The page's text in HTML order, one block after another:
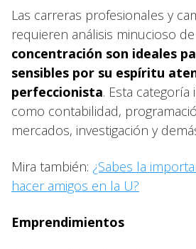
Las carreras profesionales y
requieren análisis minucioso
concentración son ideales
sensibles por su espíritu
perfeccionista. Esta
como contabilidad,
mercados, investigación y
Mira también: ¿Sabes la
hacer amigos en la U?
Emprendimientos